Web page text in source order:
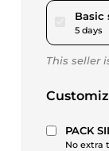
Basic
5 days
This seller
PACK
No extra